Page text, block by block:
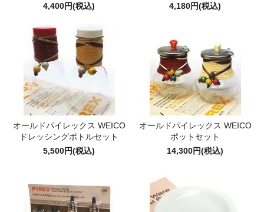
4,400円(税込)
4,180円(税込)
オールドパイレックス WEICO
ドレッシングボトルセット
5,500円(税込)
オールドパイレックス WEICO
ポットセット
14,300円(税込)